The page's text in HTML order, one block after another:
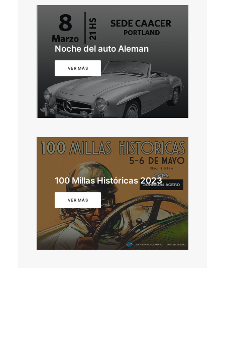
Noche del auto Aleman
VER MÁS
100 Millas Históricas 2023
VER MÁS